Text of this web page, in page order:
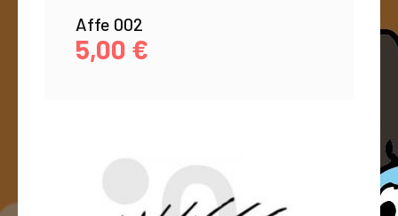
Affe 002
5,00 €